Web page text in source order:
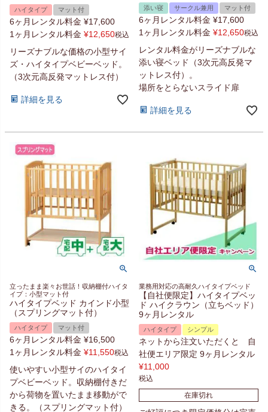
ハイタイプ マット付
6ヶ月レンタル料金 ¥17,600
1ヶ月レンタル料金 ¥12,650税込
リーズナブルな価格の小型サイ
ズ・ハイタイプベビーベッド。
（3次元高反発マットレス付）
詳細を見る
添い寝 サークル兼用 マット付
6ヶ月レンタル料金 ¥17,600
1ヶ月レンタル料金 ¥12,650税込
レンタル料金がリーズナブルな
添い寝ベッド（3次元高反発マ
ットレス付）。
場所をとらないスライド扉
詳細を見る
立ったまま楽々お世話！収納棚付ハイタ
イプ：小型マット付
ハイタイプベッド カインド小型
（スプリングマット付）
ハイタイプ マット付
6ヶ月レンタル料金 ¥16,500
1ヶ月レンタル料金 ¥11,550税込
使いやすい小型サイのハイタイ
プベビーベッド。収納棚付きだ
から荷物を置いたまま移動がで
きる。（スプリングマット付）
業務用対応の高耐久ハイタイプベッド
【自社便限定】ハイタイプベッ
ド ハイクラウン（立ちベッド）
9ヶ月レンタル
ハイタイプ シンプル
ネットから注文いただくと 自
社便エリア限定 9ヶ月レンタル
¥11,000
税込
在庫切れ